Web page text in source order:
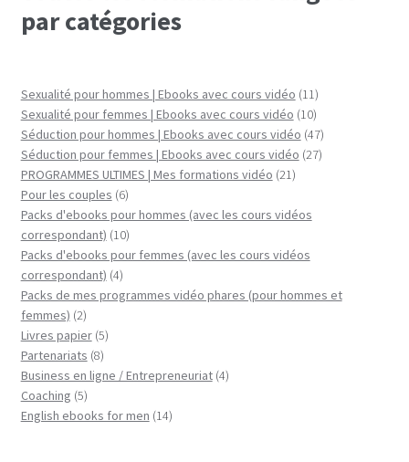
par catégories
Sexualité pour hommes | Ebooks avec cours vidéo 1111
produits
Sexualité pour femmes | Ebooks avec cours vidéo 1010
produits
Séduction pour hommes | Ebooks avec cours vidéo 4747
produits
Séduction pour femmes | Ebooks avec cours vidéo 2727
PROGRAMMES ULTIMES | Mes formations vidéo 2121
Pour les couples 66
produits
Packs d'ebooks pour hommes (avec les cours vidéos
correspondant) 1010
produits
Packs d'ebooks pour femmes (avec les cours vidéos
correspondant) 44
produits
Packs de mes programmes vidéo phares (pour hommes et
femmes) 22
produits
Livres papier 55
Partenariats 88
produits
Business en ligne / Entrepreneuriat 44
Coaching 55
produits
English ebooks for men 1414